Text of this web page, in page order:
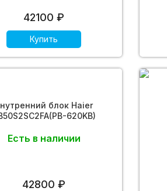
42100 ₽
Купить
блок Haier
620KB)
Есть в наличии
42800 ₽